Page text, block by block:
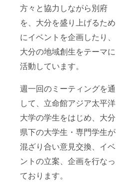
方々と協力しながら別府
を、大分を盛り上げるため
にイベントを企画したり、
大分の地域創生をテーマに
活動しています。
週一回のミーティングを通
して、立命館アジア太平洋
大学の学生をはじめ、大分
県下の大学生・専門学生が
混ざり合い意見交換、イベ
ントの立案、企画を行なっ
ております。